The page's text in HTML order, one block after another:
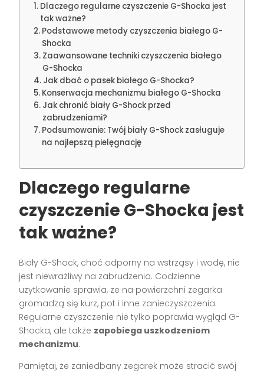
Dlaczego regularne czyszczenie G-Shocka jest
tak ważne?
Podstawowe metody czyszczenia białego G-
Shocka
Zaawansowane techniki czyszczenia białego
G-Shocka
Jak dbać o pasek białego G-Shocka?
Konserwacja mechanizmu białego G-Shocka
Jak chronić biały G-Shock przed
zabrudzeniami?
Podsumowanie: Twój biały G-Shock zasługuje
na najlepszą pielęgnację
Dlaczego regularne
czyszczenie G-Shocka jest
tak ważne?
Biały G-Shock, choć odporny na wstrząsy i wodę, nie
jest niewrażliwy na zabrudzenia. Codzienne
użytkowanie sprawia, że na powierzchni zegarka
gromadzą się kurz, pot i inne zanieczyszczenia.
Regularne czyszczenie nie tylko poprawia wygląd G-
Shocka, ale także zapobiega uszkodzeniom
mechanizmu.
Pamiętaj, że zaniedbany zegarek może stracić swój